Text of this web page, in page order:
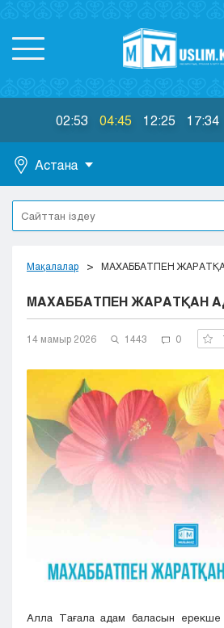
02:53 04:45 12:25 17:34
Астана
Астана
Алматы
Актобе
Жезказган
Караганда
Кокшетау
Кызылорда
Павлодар
Петропавловск
Семей
Талдыкорган
Тараз
Туркестан
Мақалалар МАХАББАТПЕН
МАХАББАТПЕН ЖАРАТҚАН
14 мамыр 2026 1443 0
Алла Тағала адам баласын ерекше